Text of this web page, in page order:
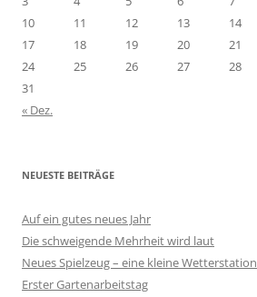
10
11 12 13 14
17
18 19 20 21
24
25 26 27 28
31
« Dez.
NEUESTE BEITRÄGE
Auf ein gutes neues Jahr
Die schweigende Mehrheit wird laut
Neues Spielzeug – eine kleine Wetterstation
Erster Gartenarbeitstag